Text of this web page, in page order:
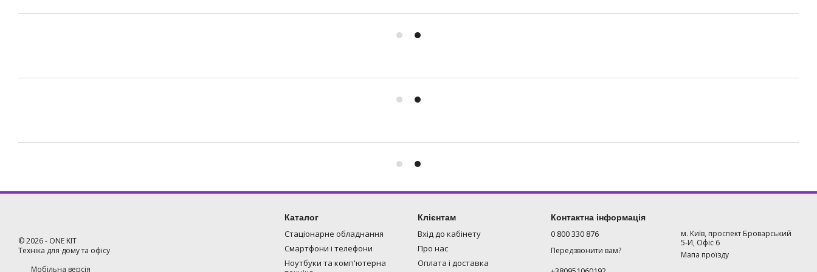
©2026- ONE KIT
Техніка для дому та офісу
Мобільна версія
Каталог
Стаціонарне обладнання
Смартфони і телефони
Ноутбуки та комп'ютерна
Клієнтам
Вхід до кабінету
Про нас
Оплата і доставка
Контактна інформація
0 800 330 876
Передзвонити вам?
м. Київ, проспект Броварський
5-И, Офіс 6
Мапа проїзду